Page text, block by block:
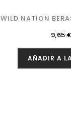
WILD NATION
9,65
AÑADIR A